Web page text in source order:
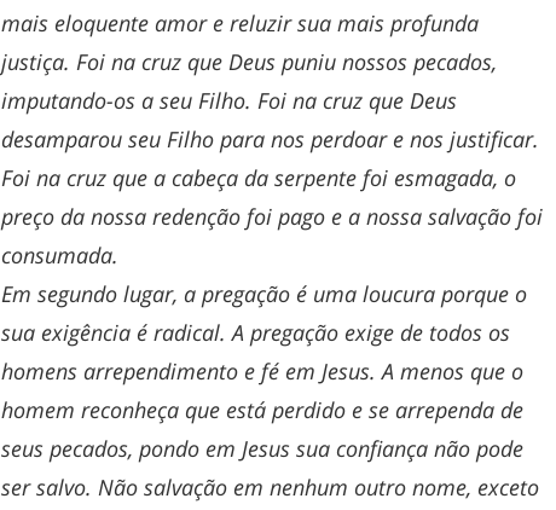
mais eloquente amor e reluzir sua mais profunda
justiça. Foi na cruz que Deus puniu nossos pecados,
imputando-os a seu Filho. Foi na cruz que Deus
desamparou seu Filho para nos perdoar e nos justificar.
Foi na cruz que a cabeça da serpente foi esmagada, o
preço da nossa redenção foi pago e a nossa salvação foi
consumada.
Em segundo lugar, a pregação é uma loucura porque o
sua exigência é radical. A pregação exige de todos os
homens arrependimento e fé em Jesus. A menos que o
homem reconheça que está perdido e se arrependa de
seus pecados, pondo em Jesus sua confiança não pode
ser salvo. Não salvação em nenhum outro nome, exceto